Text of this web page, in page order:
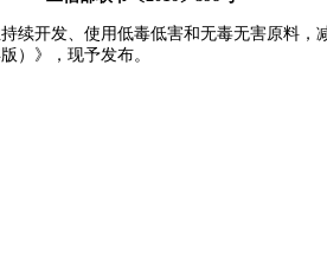
续开发、使用低毒低害和无毒无害原料
）》，现予发布。